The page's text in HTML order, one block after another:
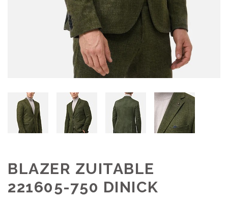
BLAZER ZUITABLE
221605-750 DINICK